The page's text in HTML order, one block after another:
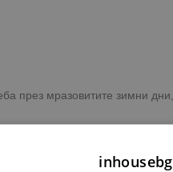
през мразовитите зимни
Ви е удобно, като по-
живеете в малък